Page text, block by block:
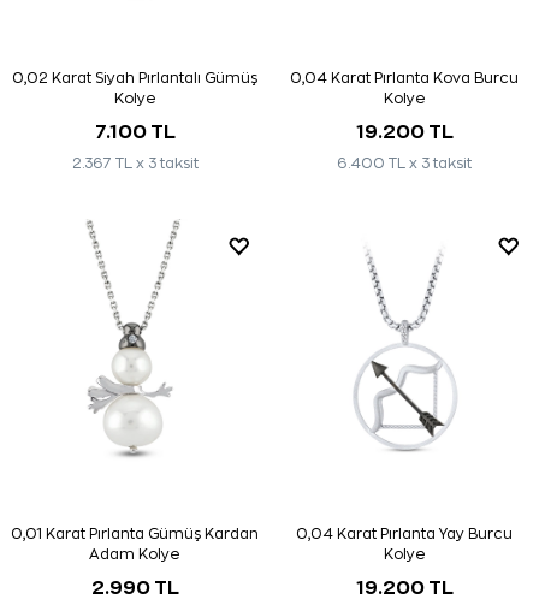
0,02 Karat Siyah Pırlantalı Gümüş
Kolye
7.100 TL
2.367 TL x 3 taksit
0,04 Karat Pırlanta Kova Burcu
Kolye
19.200 TL
6.400 TL x 3 taksit
0,01 Karat Pırlanta Gümüş Kardan
Adam Kolye
2.990 TL
0,04 Karat Pırlanta Yay Burcu
Kolye
19.200 TL